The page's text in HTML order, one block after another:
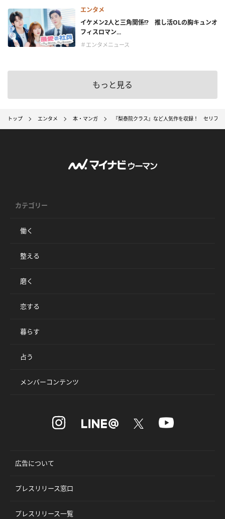
エンタメ
イケメン2人と三角関係!? 推し活OLの胸キュンオ
フィスロマン...
＃エンタメニュース
もっと見る
トップ エンタメ 本・マンガ 『梨泰院クラス』など人気作を収録！ セリフ
カテゴリー
働く
整える
磨く
恋する
暮らす
占う
メンバーコンテンツ
広告について
プレスリリース窓口
プレスリリース一覧